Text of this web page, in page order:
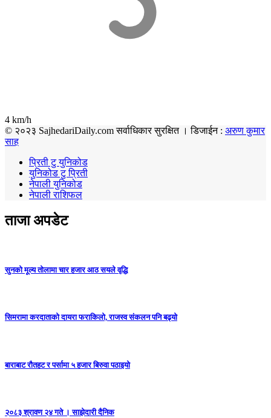
4 km/h
© २०२३ SajhedariDaily.com सर्वाधिकार सुरक्षित । डिजाईन : अरुण कुमार
साह
प्रिती टु युनिकोड
युनिकोड टु प्रिती
नेपाली युनिकोड
नेपाली राशिफल
ताजा अपडेट
सुनको मूल्य तोलामा चार हजार आठ सयले वृद्धि
सिमरामा करदाताको दायरा फराकिलो, राजस्व संकलन पनि बढ्यो
बाराबाट रौतहट र पर्सामा ५ हजार बिरुवा पठाइयो
२०८३ श्रावण २४ गते । साझेदारी दैनिक